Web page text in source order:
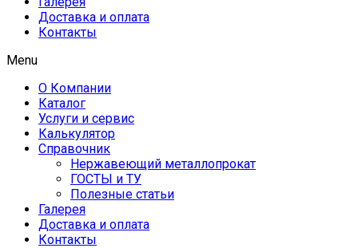
Доставка и оплата
Контакты
Menu
О Компании
Каталог
Услуги и сервис
Калькулятор
Справочник
Нержавеющий металлопрокат
ГОСТЫ и ТУ
Полезные статьи
Галерея
Доставка и оплата
Контакты